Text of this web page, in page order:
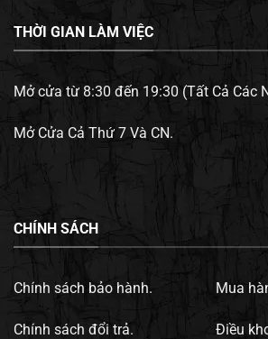
THỜI GIAN LÀM VIỆC
Mở cửa từ 8:30 đến 19:30 (Tất Cả Các
Mở Cửa Cả Thứ 7 Và CN.
CHÍNH SÁCH
Chính sách bảo hành.
Chính sách đổi trả.
Mua
Điều